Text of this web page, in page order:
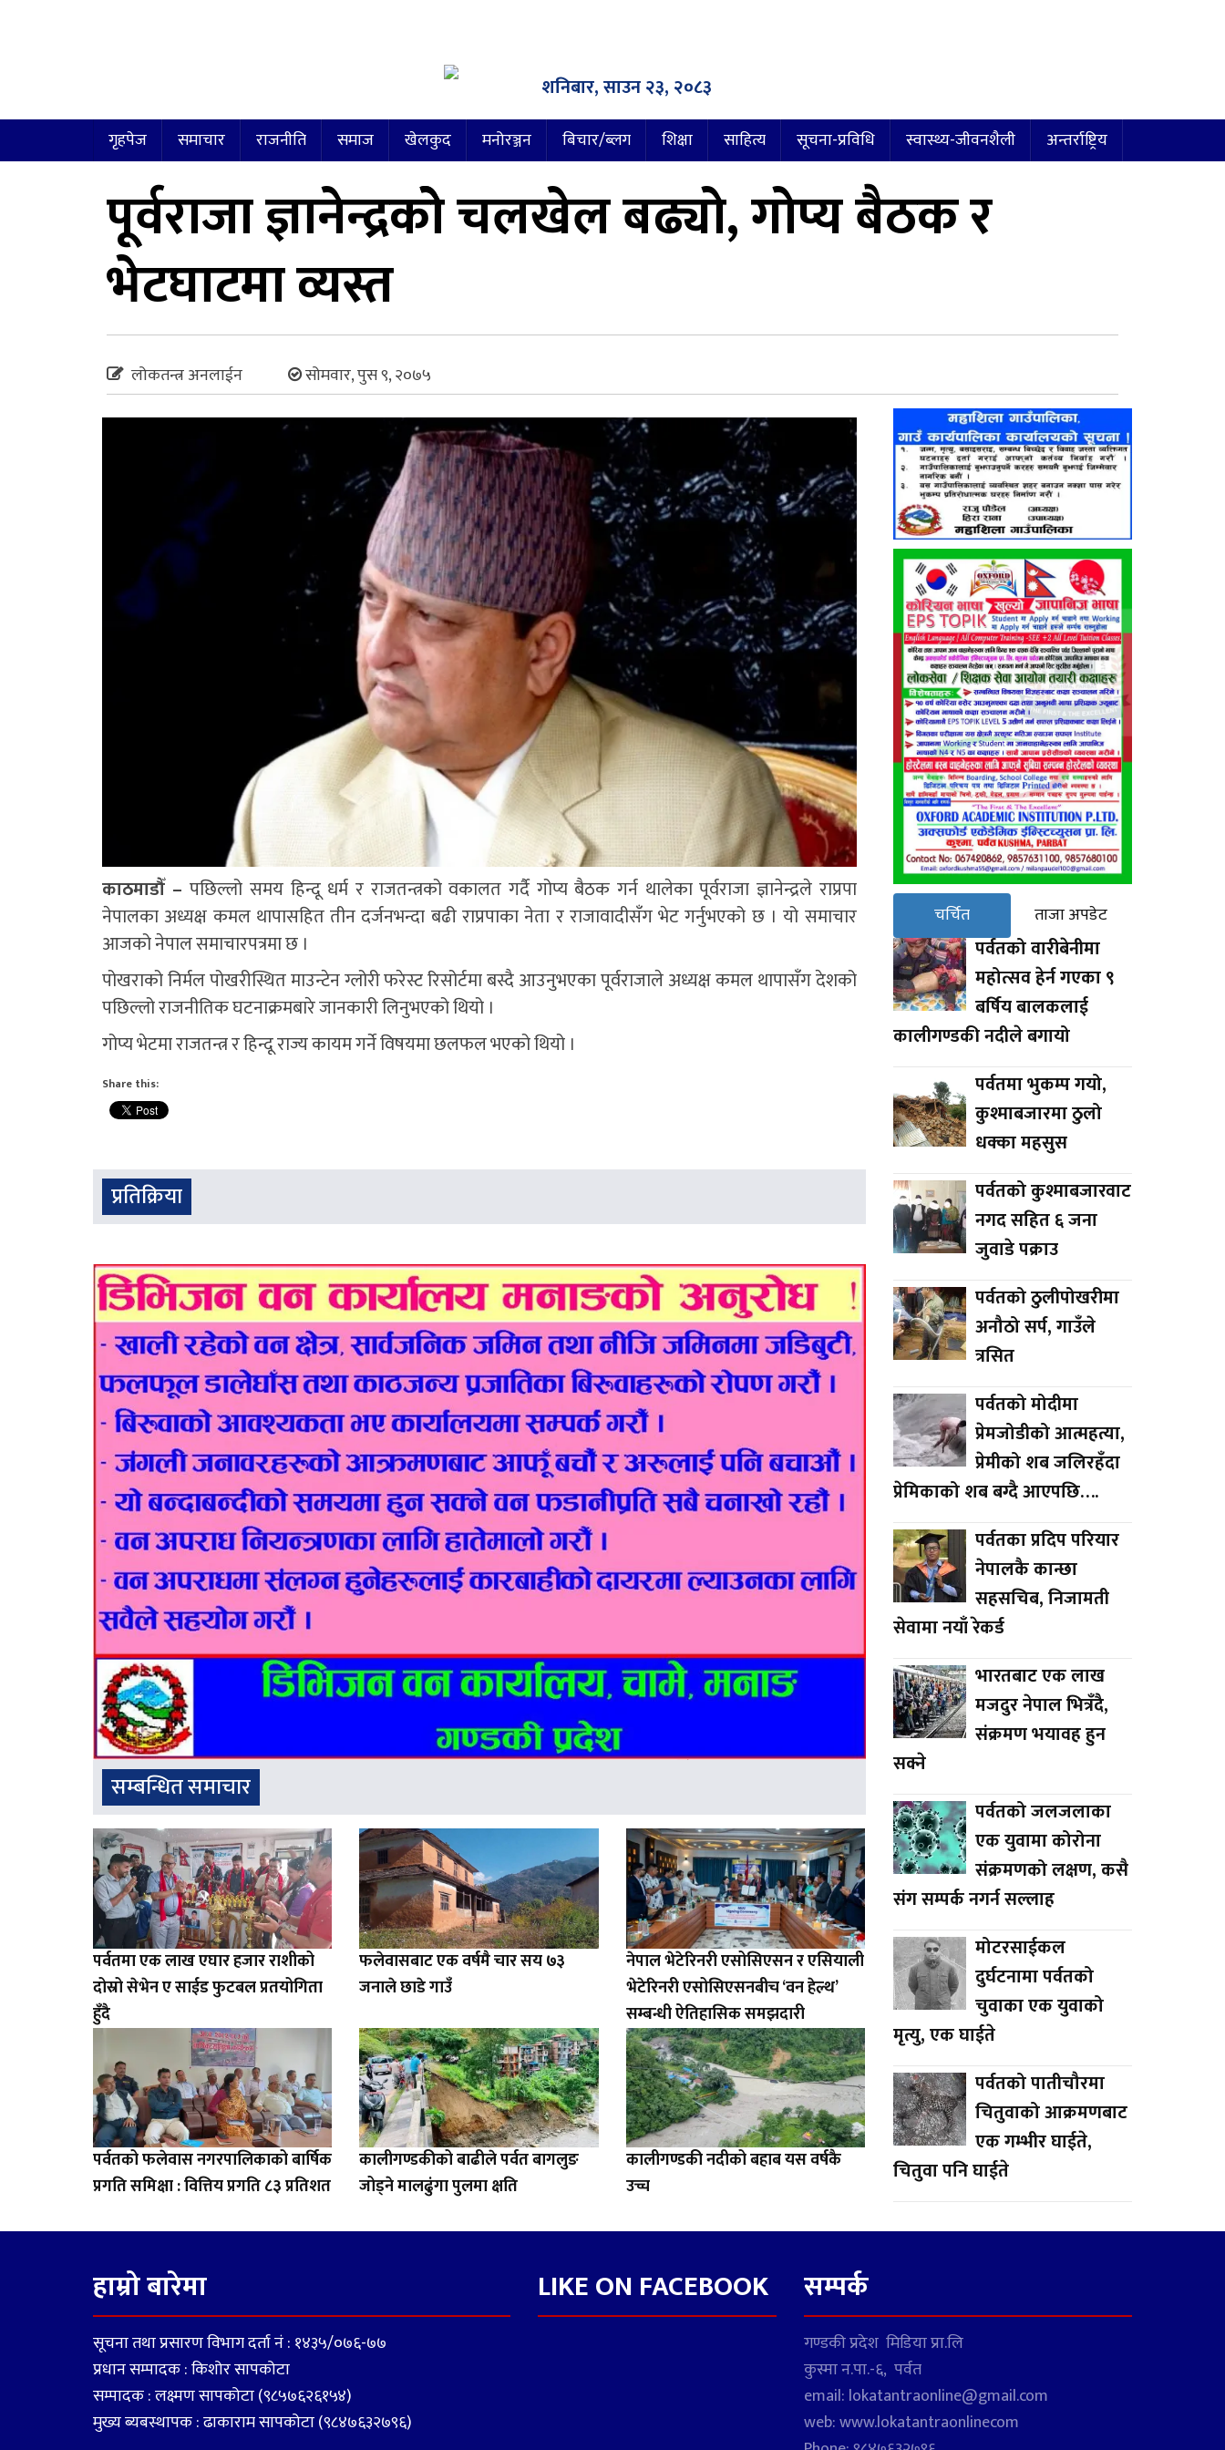
शनिबार, साउन २३, २०८३
गृहपेज समाचार राजनीति समाज खेलकुद मनोरञ्जन बिचार/ब्लग शिक्षा साहित्य सूचना-प्रविधि स्वास्थ्य-जीवनशैली अन्तर्राष्ट्रिय
पूर्वराजा ज्ञानेन्द्रकोे चलखेल बढ्यो, गोप्य बैठक र
भेटघाटमा व्यस्त
लोकतन्त्र अनलाईन सोमवार, पुस ९, २०७५
काठमाडौँ –पछिल्लो समय हिन्दू धर्म र राजतन्त्रको वकालत गर्दै गोप्य बैठक गर्न थालेका पूर्वराजा ज्ञानेन्द्रले राप्रपा
नेपालका अध्यक्ष कमल थापासहित तीन दर्जनभन्दा बढी राप्रपाका नेता र राजावादीसँग भेट गर्नुभएको छ । यो समाचार
आजको नेपाल समाचारपत्रमा छ ।
पोखराको निर्मल पोखरीस्थित माउन्टेन ग्लोरी फरेस्ट रिसोर्टमा बस्दै आउनुभएका पूर्वराजाले अध्यक्ष कमल थापासँग देशको
पछिल्लो राजनीतिक घटनाक्रमबारे जानकारी लिनुभएको थियो ।
गोप्य भेटमा राजतन्त्र र हिन्दू राज्य कायम गर्ने विषयमा छलफल भएको थियो ।
Share this:
प्रतिक्रिया
सम्बन्धित समाचार
पर्वतमा एक लाख एघार हजार राशीको
दोस्रो सेभेन ए साईड फुटबल प्रतयोगिता
हुँदै
फलेवासबाट एक वर्षमै चार सय ७३
जनाले छाडे गाउँ
नेपाल भेटेरिनरी एसोसिएसन र एसियाली
भेटेरिनरी एसोसिएसनबीच ‘वन हेल्थ’
सम्बन्धी ऐतिहासिक समझदारी
पर्वतको फलेवास नगरपालिकाको बार्षिक
प्रगति समिक्षा : वित्तिय प्रगति ८३ प्रतिशत
कालीगण्डकीको बाढीले पर्वत बागलुङ
जोड्ने मालढुंगा पुलमा क्षति
कालीगण्डकी नदीको बहाब यस वर्षकै
उच्च
चर्चित ताजा अपडेट
पर्वतको वारीबेनीमा
महोत्सव हेर्न गएका ९
बर्षिय बालकलाई
कालीगण्डकी नदीले बगायो
पर्वतमा भुकम्प गयो,
कुश्माबजारमा ठुलो
धक्का महसुस
पर्वतको कुश्माबजारवाट
नगद सहित ६ जना
जुवाडे पक्राउ
पर्वतको ठुलीपोखरीमा
अनौठो सर्प, गाउँले
त्रसित
पर्वतको मोदीमा
प्रेमजोडीको आत्महत्या,
प्रेमीको शब जलिरहँदा
प्रेमिकाको शब बग्दै आएपछि….
पर्वतका प्रदिप परियार
नेपालकै कान्छा
सहसचिब, निजामती
सेवामा नयाँ रेकर्ड
भारतबाट एक लाख
मजदुर नेपाल भित्रँदै,
संक्रमण भयावह हुन
सक्ने
पर्वतको जलजलाका
एक युवामा कोरोना
संक्रमणको लक्षण, कसै
संग सम्पर्क नगर्न सल्लाह
मोटरसाईकल
दुर्घटनामा पर्वतको
चुवाका एक युवाको
मृत्यु, एक घाईते
पर्वतको पातीचौरमा
चितुवाको आक्रमणबाट
एक गम्भीर घाईते,
चितुवा पनि घाईते
हाम्रो बारेमा
सूचना तथा प्रसारण विभाग दर्ता नं : १४३५/०७६-७७
प्रधान सम्पादक : किशोर सापकोटा
सम्पादक : लक्ष्मण सापकोटा (९८५७६२६१५४)
मुख्य ब्यबस्थापक : ढाकाराम सापकोटा (९८४७६३२७९६)
LIKE ON FACEBOOK सम्पर्क
गण्डकी प्रदेश मिडिया प्रा.लि
कुस्मा न.पा.-६, पर्वत
email: lokatantraonline@gmail.com
web: www.lokatantraonlinecom